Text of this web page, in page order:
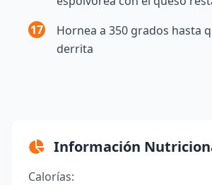
17
Hornea a 350 grados hasta
derrita
Información
Calorías: